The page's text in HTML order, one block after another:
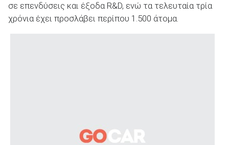
σε επενδύσεις και έξοδα R&D, ενώ τα τελευταία τρία
χρόνια έχει προσλάβει περίπου 1.500 άτομα.